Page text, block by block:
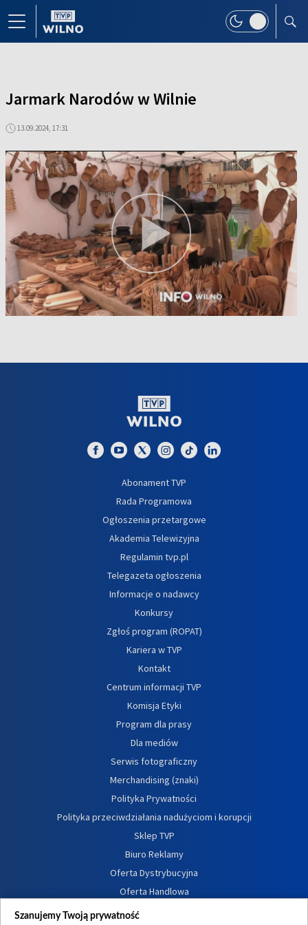
Jarmark Narodów w Wilnie
13.09.2024, 17:31
Abonament TVP
Rada Programowa
Ogłoszenia przetargowe
Akademia Telewizyjna
Regulamin tvp.pl
Telegazeta ogłoszenia
Informacje o nadawcy
Konkursy
Zgłoś program (ROPAT)
Kariera w TVP
Kontakt
Centrum informacji TVP
Komisja Etyki
Program dla prasy
Dla mediów
Serwis fotograficzny
Merchandising (znaki)
Polityka Prywatności
Polityka przeciwdziałania nadużyciom i korupcji
Sklep TVP
Biuro Reklamy
Oferta Dystrybucyjna
Oferta Handlowa
Dostępność
Szanujemy Twoją prywatność